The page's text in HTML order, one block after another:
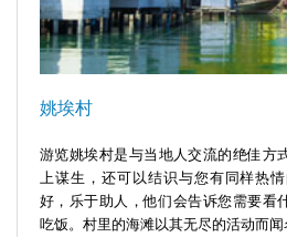
姚埃村
游览姚埃村是与当地人交流的绝佳方
上谋生，还可以结识与您有同样热
好，乐于助人，他们会告诉您需要看
吃饭。村里的海滩以其无尽的活动而闻